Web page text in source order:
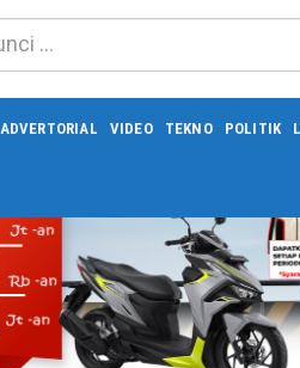
ADVERTORIAL VIDEO TEKNO POLITIK